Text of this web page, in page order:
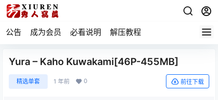
公告 成为会员 必看说明 解压教程
Yura – Kaho Kuwakami[46P-455MB]
精选单套 1 年前 0 前往下载